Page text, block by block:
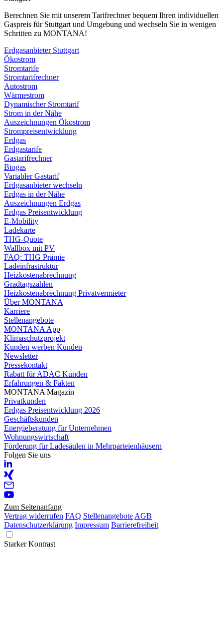
Berechnen Sie mit unserem Tarifrechner bequem Ihren individuellen
Gaspreis für Stuttgart und Umgebung und wechseln Sie in wenigen
Schritten zu MONTANA!
Erdgasanbieter Stuttgart
Ökostrom
Stromtarife
Stromtarifrechner
Autostrom
Wärmestrom
Dynamischer Stromtarif
Strom in der Nähe
Auszeichnungen Ökostrom
Strompreisentwicklung
Erdgas
Erdgastarife
Gastarifrechner
Biogas
Variabler Gastarif
Erdgasanbieter wechseln
Erdgas in der Nähe
Auszeichnungen Erdgas
Erdgas Preisentwicklung
E-Mobility
Ladekarte
THG-Quote
Wallbox mit PV
FAQ: THG Prämie
Ladeinfrastruktur
Heizkostenabrechnung
Gradtagszahlen
Heizkostenabrechnung Privatvermieter
Über MONTANA
Karriere
Stellenangebote
MONTANA App
Klimaschutzprojekt
Kunden werben Kunden
Newsletter
Pressekontakt
Rabatt für ADAC Kunden
Erfahrungen & Fakten
MONTANA Magazin
Privatkunden
Erdgas Preisentwicklung 2026
Geschäftskunden
Energieberatung für Unternehmen
Wohnungswirtschaft
Förderung für Ladesäulen in Mehrparteienhäusern
Folgen Sie uns
Zum Seitenanfang
Vertrag widerrufen FAQ Stellenangebote AGB
Datenschutzerklärung Impressum Barrierefreiheit
Starker Kontrast